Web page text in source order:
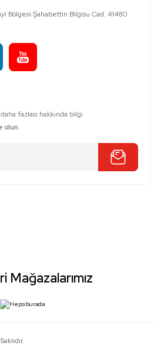
Bölgesi Şahabettin Bilgisu Cad. 41480
fazlası hakkında bilgi
olun.
Mağazalarımız